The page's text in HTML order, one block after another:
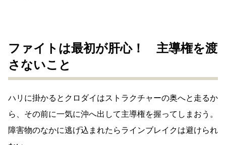
ファイトは最初が肝心！ 主導権を渡
さないこと
ハリに掛かるとクロダイはストラクチャーの奥へと走るか
ら、その前に一気に沖へ出して主導権を握ってしまおう。
障害物のなかに逃げ込まれたらラインブレイクは避けられ